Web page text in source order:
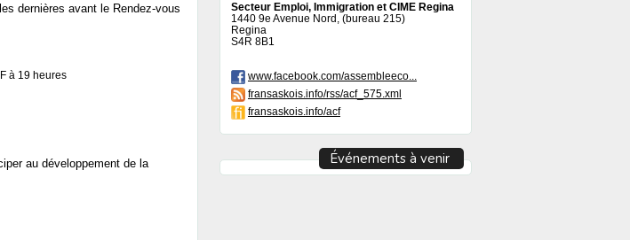
dernières avant le Rendez-vous
à 19 heures
au développement de la
Secteur Emploi, Immigration et CIME Regina
1440 9e Avenue Nord, (bureau 215)
Regina
S4R 8B1
www.facebook.com/assembleeco...
fransaskois.info/rss/acf_575.xml
fransaskois.info/acf
Événements à venir